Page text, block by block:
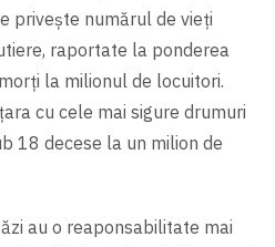
privește numărul de vieți
raportate la ponderea
la milionul de locuitori.
cu cele mai sigure drumuri
18 decese la un milion de
au o reaponsabilitate mai